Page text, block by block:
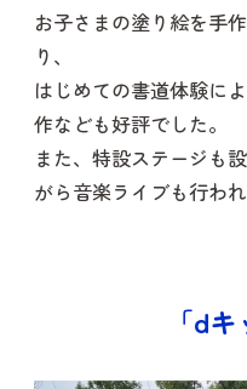
お子さまの塗り絵を手
り、
はじめての書道体験に
作なども好評でした。
また、特設ステージも
がら音楽ライブも行われ
「d